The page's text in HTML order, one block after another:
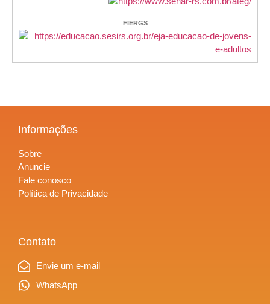
FIERGS
Informações
Sobre
Anuncie
Fale conosco
Política de Privacidade
Contato
Envie um e-mail
WhatsApp